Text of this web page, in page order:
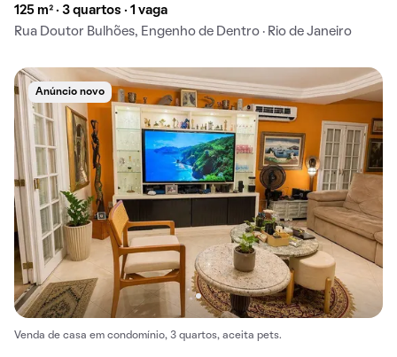
125 m² · 3 quartos · 1 vaga
Rua Doutor Bulhões, Engenho de Dentro · Rio de Janeiro
Anúncio novo
Venda de casa em condomínio, 3 quartos, aceita pets.